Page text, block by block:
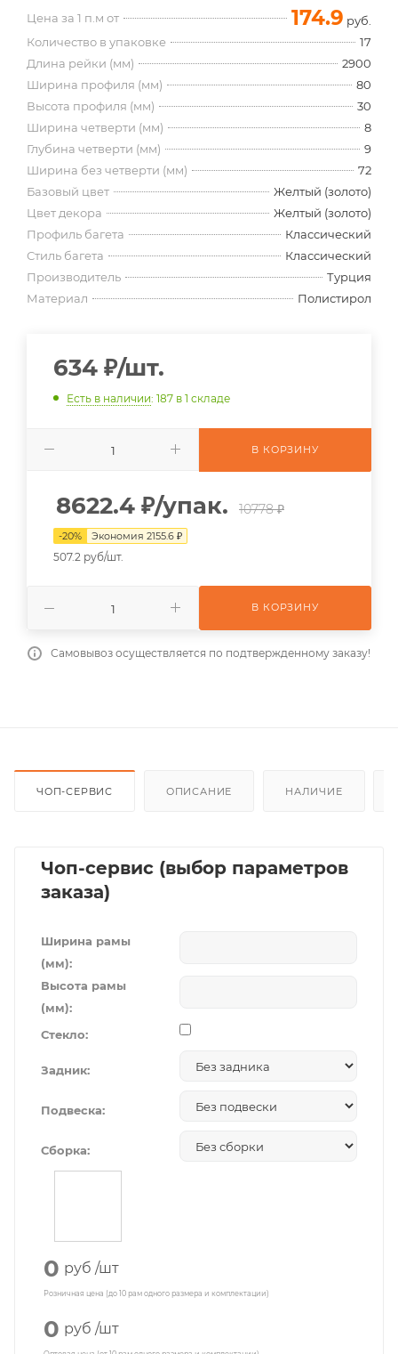
Цена за 1 п.м от 174.9 руб.
Количество в упаковке
17
Длина рейки (мм)
2900
Ширина профиля (мм)
80
Высота профиля (мм)
30
Ширина четверти (мм)
8
Глубина четверти (мм)
9
Ширина без четверти (мм)
72
Базовый цвет
Желтый (золото)
Цвет декора
Желтый (золото)
Профиль багета
Классический
Стиль багета
Классический
Производитель
Турция
Материал
Полистирол
634 ₽/шт.
Есть в наличии: 187 в 1 складе
В КОРЗИНУ
8622.4 ₽/упак. 10778 ₽
-20% Экономия 2155.6 ₽
507.2 руб/шт.
В КОРЗИНУ
Самовывоз осуществляется по подтвержденному заказу!
ЧОП-СЕРВИС ОПИСАНИЕ НАЛИЧИЕ
Чоп-сервис (выбор параметров
заказа)
Ширина рамы
(мм):
Высота рамы
(мм):
Стекло:
Задник:
Подвеска:
Сборка:
0 руб /шт
Розничная цена (до 10 рам одного размера и комплектации)
0 руб /шт